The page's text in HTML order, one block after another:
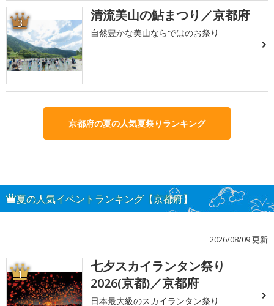
3 清流美山の鮎まつり／京都府
自然豊かな美山ならではのお祭り
京都府の夏の人気夏祭りランキング
夏の人気イベントランキング【京都府】
2026/08/09 更新
1
七夕スカイランタン祭り
2026(京都)／京都府
日本最大級のスカイランタン祭り